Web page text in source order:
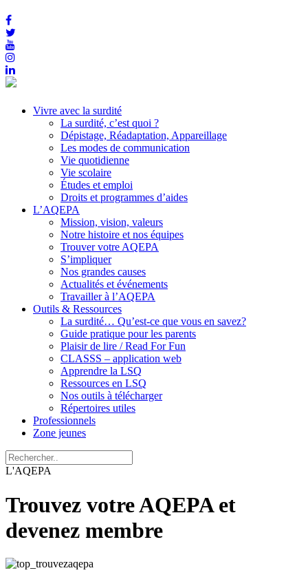
Vivre avec la surdité
La surdité, c’est quoi ?
Dépistage, Réadaptation, Appareillage
Les modes de communication
Vie quotidienne
Vie scolaire
Études et emploi
Droits et programmes d’aides
L’AQEPA
Mission, vision, valeurs
Notre histoire et nos équipes
Trouver votre AQEPA
S’impliquer
Nos grandes causes
Actualités et événements
Travailler à l’AQEPA
Outils & Ressources
La surdité… Qu’est-ce que vous en savez?
Guide pratique pour les parents
Plaisir de lire / Read For Fun
CLASSS – application web
Apprendre la LSQ
Ressources en LSQ
Nos outils à télécharger
Répertoires utiles
Professionnels
Zone jeunes
L'AQEPA
Trouvez votre AQEPA et
devenez membre